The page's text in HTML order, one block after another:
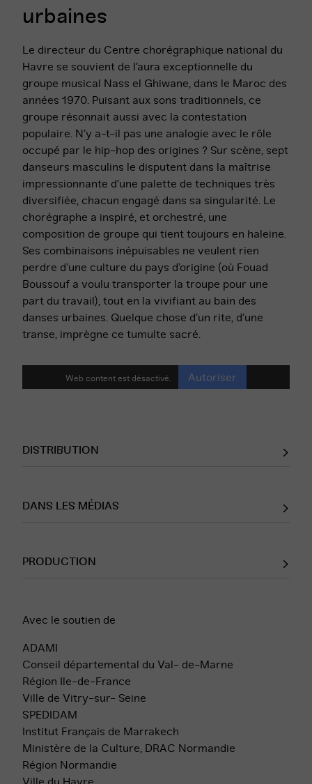
urbaines
Le directeur du Centre chorégraphique national du
Havre se souvient de l’aura exceptionnelle du
groupe musical Nass el Ghiwane, dans le Maroc des
années 1970. Puisant aux sons traditionnels, ce
groupe résonnait aussi avec la contestation
populaire. N’y a-t-il pas une analogie avec le rôle
occupé par le hip-hop des origines ? Sur scène, sept
danseurs masculins le disputent dans la maîtrise
impressionnante d’une palette de techniques très
diversifiée, chacun engagé dans sa singularité. Le
chorégraphe a inspiré, et orchestré, une
composition de groupe qui tient toujours en haleine.
Ses combinaisons inépuisables ne veulent rien
perdre d’une culture du pays d’origine (où Fouad
Boussouf a voulu transporter la troupe pour une
part du travail), tout en la vivifiant au bain des
danses urbaines. Quelque chose d’un rite, d’une
transe, imprègne ce tumulte sacré.
Web content est désactivé. Autoriser
DISTRIBUTION
DANS LES MÉDIAS
PRODUCTION
Avec le soutien de
ADAMI
Conseil départemental du Val- de-Marne
Région Ile-de-France
Ville de Vitry-sur- Seine
SPEDIDAM
Institut Français de Marrakech
Ministère de la Culture, DRAC Normandie
Région Normandie